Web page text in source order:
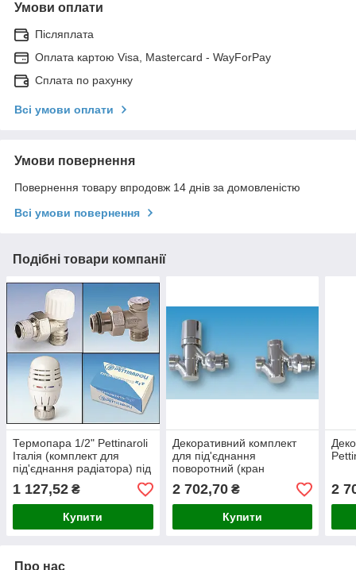
Умови оплати
Післяплата
Оплата картою Visa, Mastercard - WayForPay
Сплата по рахунку
Всі умови оплати
Умови повернення
Повернення товару впродовж 14 днів за домовленістю
Всі умови повернення
Подібні товари компанії
Термопара 1/2" Pettinaroli
Італія (комплект для
під'єднання радіатора) під
1 127,52 ₴
Купити
Декоративний комплект
для під'єднання
поворотний (кран
відсікальний кутові 1/2")
Pettinaroli
2 702,70₴
Купити
2
Про нас